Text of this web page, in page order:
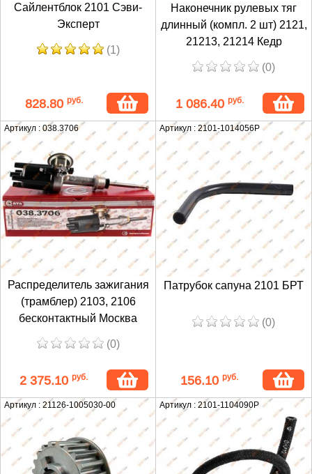
Сайлентблок 2101 Сэви-
Эксперт
(1)
828.80 руб.
Наконечник рулевых тяг
длинный (компл. 2 шт) 2121,
21213, 21214 Кедр
(0)
1 086.40 руб.
Артикул : 038.3706
Распределитель зажигания
(трамблер) 2103, 2106
бесконтактный Москва
(0)
2 375.10 руб.
Артикул : 2101-1014056Р
Патрубок сапуна 2101 БРТ
(0)
156.10 руб.
Артикул : 21126-1005030-00 Артикул : 2101-1104090Р